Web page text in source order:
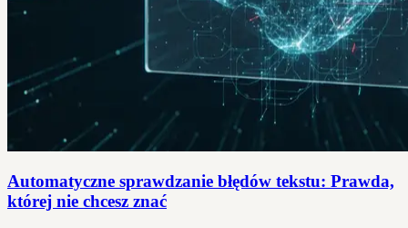
Automatyczne sprawdzanie błędów tekstu: Prawda,
której nie chcesz znać